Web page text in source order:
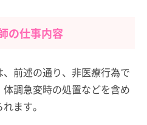
の仕事内容
前述の通り、非医療行為で
調急変時の処置などを含め
ます。